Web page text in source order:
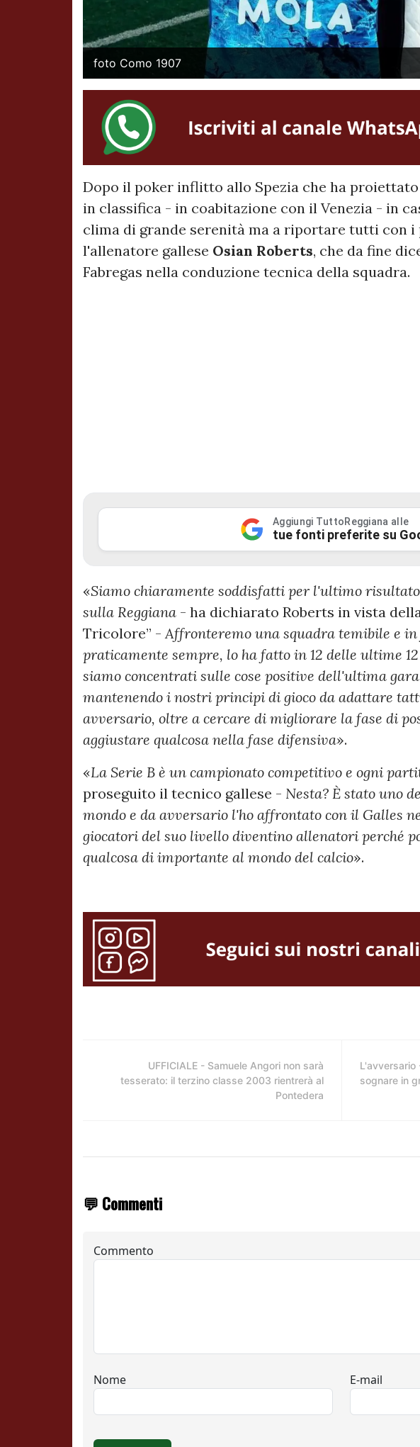
foto Como 1907
Dopo il poker inflitto allo Spezia che ha
in classifica - in coabitazione con il Venezia - in
clima di grande serenità ma a riportare tutti con i
l'allenatore gallese Osian Roberts, che da fine
Fabregas nella conduzione tecnica della squadra.
Aggiungi TuttoReggiana alle
tue fonti preferite su
«Siamo chiaramente soddisfatti per l'ultimo
sulla Reggiana - ha dichiarato Roberts in vista
Tricolore” - Affronteremo una squadra temibile e in
praticamente sempre, lo ha fatto in 12 delle ultime
siamo concentrati sulle cose positive dell'ultima
mantenendo i nostri principi di gioco da adattare
avversario, oltre a cercare di migliorare la fase di
aggiustare qualcosa nella fase difensiva».
«La Serie B è un campionato competitivo e ogni
proseguito il tecnico gallese - Nesta? È stato uno
mondo e da avversario l'ho affrontato con il Galles
giocatori del suo livello diventino allenatori perché
qualcosa di importante al mondo del calcio».
UFFICIALE - Samuele Angori non sarà
tesserato: il terzino classe 2003 rientrerà al
Pontedera
L'avversario
sognare in
💬 Commenti